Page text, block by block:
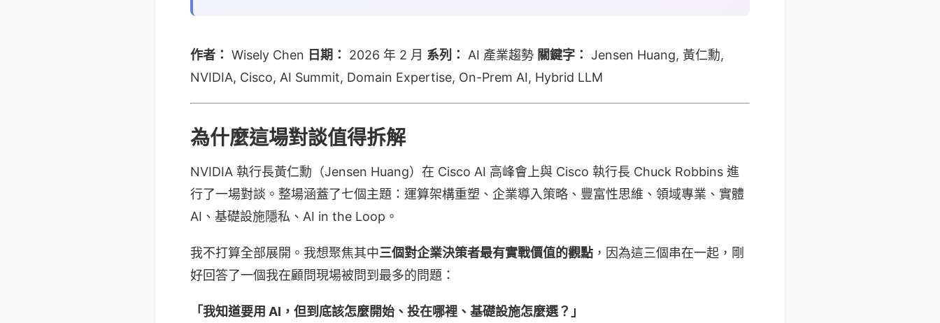
作者： Wisely Chen 日期： 2026 年 2 月 系列： AI 產業趨勢 關鍵字： Jensen Huang, 黃仁勳,
NVIDIA, Cisco, AI Summit, Domain Expertise, On-Prem AI, Hybrid LLM
為什麼這場對談值得拆解
NVIDIA 執行長黃仁勳（Jensen Huang）在 Cisco AI 高峰會上與 Cisco 執行長 Chuck Robbins 進
行了一場對談。整場涵蓋了七個主題：運算架構重塑、企業導入策略、豐富性思維、領域專業、實體
AI、基礎設施隱私、AI in the Loop。
我不打算全部展開。我想聚焦其中三個對企業決策者最有實戰價值的觀點 ，因為這三個串在一起，剛
好回答了一個我在顧問現場被問到最多的問題：
「我知道要用 AI，但到底該怎麼開始、投在哪裡、基礎設施怎麼選？」